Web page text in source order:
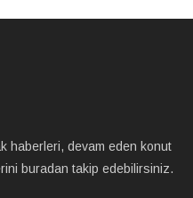
haberleri, devam eden konut
buradan takip edebilirsiniz.